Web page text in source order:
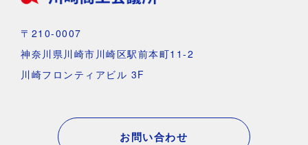
〒210-0007
神奈川県川崎市川崎区駅前本町11-2
川崎フロンティアビル 3F
お問い合わせ